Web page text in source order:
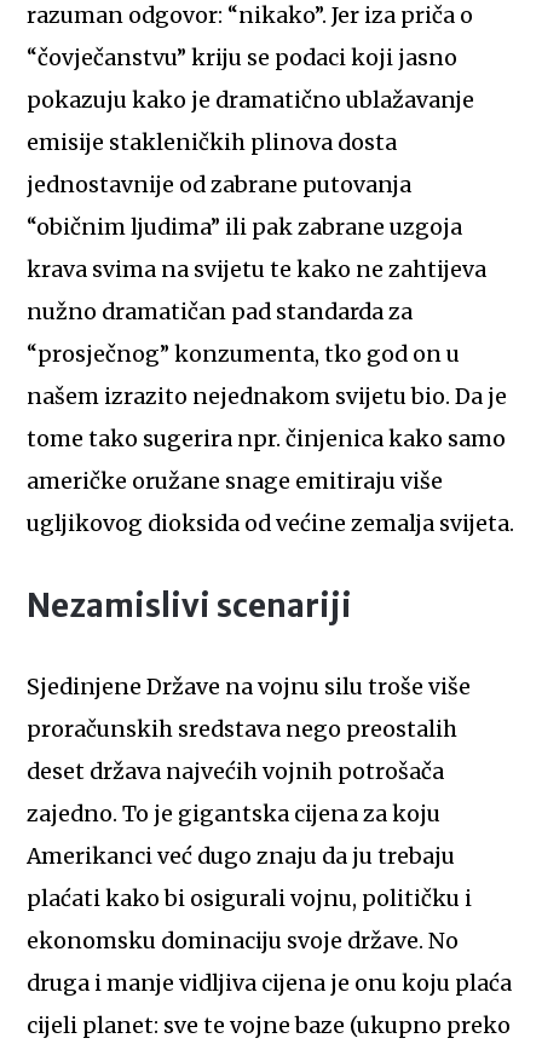
razuman odgovor: “nikako”. Jer iza priča o
“čovječanstvu” kriju se podaci koji jasno
pokazuju kako je dramatično ublažavanje
emisije stakleničkih plinova dosta
jednostavnije od zabrane putovanja
“običnim ljudima” ili pak zabrane uzgoja
krava svima na svijetu te kako ne zahtijeva
nužno dramatičan pad standarda za
“prosječnog” konzumenta, tko god on u
našem izrazito nejednakom svijetu bio. Da je
tome tako sugerira npr. činjenica kako samo
američke oružane snage emitiraju više
ugljikovog dioksida od većine zemalja svijeta.
Nezamislivi scenariji
Sjedinjene Države na vojnu silu troše više
proračunskih sredstava nego preostalih
deset država najvećih vojnih potrošača
zajedno. To je gigantska cijena za koju
Amerikanci već dugo znaju da ju trebaju
plaćati kako bi osigurali vojnu, političku i
ekonomsku dominaciju svoje države. No
druga i manje vidljiva cijena je onu koju plaća
cijeli planet: sve te vojne baze (ukupno preko